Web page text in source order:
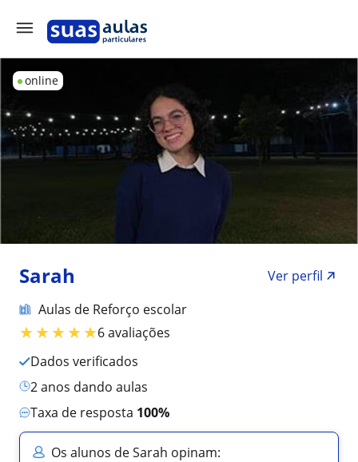
online
Sarah
Ver perfil
Aulas de Reforço escolar
★★★★★6 avaliações
Dados verificados
2 anos dando aulas
Taxa de resposta 100%
Os alunos de Sarah opinam: